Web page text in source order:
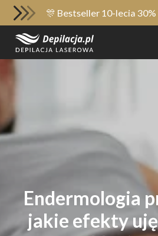
🎊 Bestseller 10-lecia
Endermologia
jakie efekty